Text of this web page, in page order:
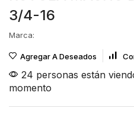
3/4-16
Marca:
Agregar A Deseados
24 personas están
momento